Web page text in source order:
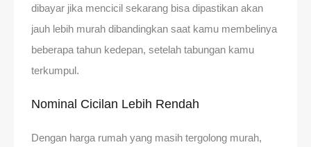
dibayar jika mencicil sekarang bisa dipastikan akan
jauh lebih murah dibandingkan saat kamu membelinya
beberapa tahun kedepan, setelah tabungan kamu
terkumpul.
Nominal Cicilan Lebih Rendah
Dengan harga rumah yang masih tergolong murah,